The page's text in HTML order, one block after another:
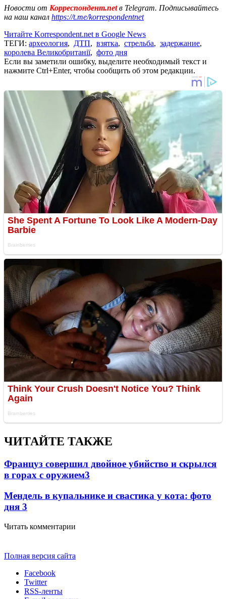
Новости от Корреспондент.netв Telegram. Подписывайтесь
на наш канал https://t.me/korrespondentnet
Читайте Korrespondent.net в Google News
ТЕГИ: археология, ДТП, взятка, стрельба, задержание,
королева Великобританії, фото дня
Если вы заметили ошибку, выделите необходимый текст и
нажмите Ctrl+Enter, чтобы сообщить об этом редакции.
ЧИТАЙТЕ ТАКЖЕ
Француз совершил двойное убийство и скрылся
в горах с оружием3
Мендель в купальнике и свастика у кота: фото
дня 3
Читать комментарии
Полная версия сайта
Facebook
Twitter
RSS-ленты